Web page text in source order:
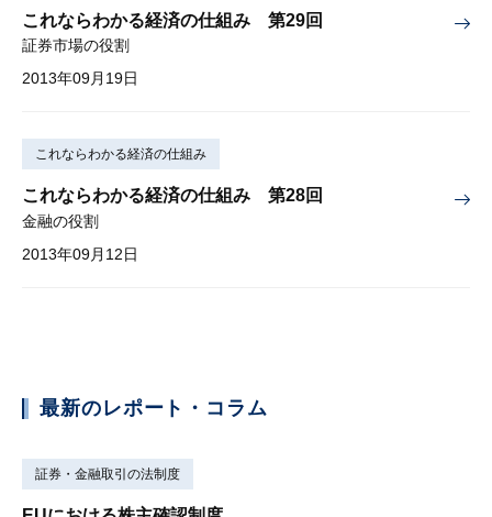
これならわかる経済の仕組み 第29回
証券市場の役割
2013年09月19日
これならわかる経済の仕組み
これならわかる経済の仕組み 第28回
金融の役割
2013年09月12日
最新のレポート・コラム
証券・金融取引の法制度